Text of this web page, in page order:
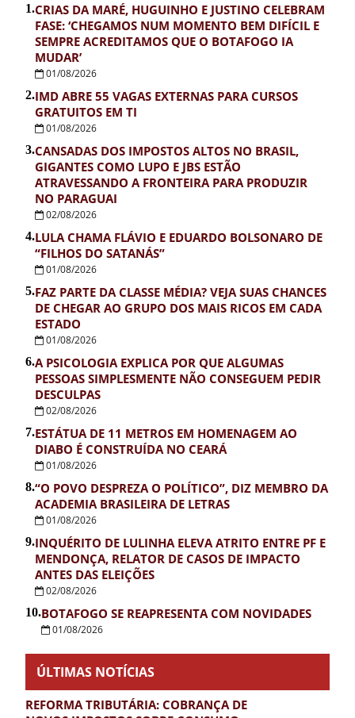
1.CRIAS DA MARÉ, HUGUINHO E JUSTINO CELEBRAM
FASE: ‘CHEGAMOS NUM MOMENTO BEM DIFÍCIL E
SEMPRE ACREDITAMOS QUE O BOTAFOGO IA
MUDAR’
01/08/2026
2.IMD ABRE 55 VAGAS EXTERNAS PARA CURSOS
GRATUITOS EM TI
01/08/2026
3.CANSADAS DOS IMPOSTOS ALTOS NO BRASIL,
GIGANTES COMO LUPO E JBS ESTÃO
ATRAVESSANDO A FRONTEIRA PARA PRODUZIR
NO PARAGUAI
02/08/2026
4.LULA CHAMA FLÁVIO E EDUARDO BOLSONARO DE
“FILHOS DO SATANÁS”
01/08/2026
5.FAZ PARTE DA CLASSE MÉDIA? VEJA SUAS CHANCES
DE CHEGAR AO GRUPO DOS MAIS RICOS EM CADA
ESTADO
01/08/2026
6.A PSICOLOGIA EXPLICA POR QUE ALGUMAS
PESSOAS SIMPLESMENTE NÃO CONSEGUEM PEDIR
DESCULPAS
02/08/2026
7.ESTÁTUA DE 11 METROS EM HOMENAGEM AO
DIABO É CONSTRUÍDA NO CEARÁ
01/08/2026
8.“O POVO DESPREZA O POLÍTICO”, DIZ MEMBRO DA
ACADEMIA BRASILEIRA DE LETRAS
01/08/2026
9.INQUÉRITO DE LULINHA ELEVA ATRITO ENTRE PF E
MENDONÇA, RELATOR DE CASOS DE IMPACTO
ANTES DAS ELEIÇÕES
02/08/2026
10.BOTAFOGO SE REAPRESENTA COM NOVIDADES
01/08/2026
ÚLTIMAS NOTÍCIAS
REFORMA TRIBUTÁRIA: COBRANÇA DE